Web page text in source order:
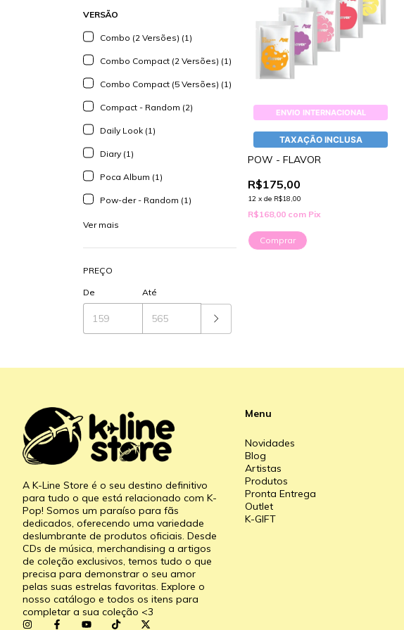
VERSÃO
Combo (2 Versões) (1)
Combo Compact (2 Versões) (1)
Combo Compact (5 Versões) (1)
Compact - Random (2)
Daily Look (1)
Diary (1)
Poca Album (1)
Pow-der - Random (1)
Ver mais
PREÇO
De Até
ENVIO INTERNACIONAL
TAXAÇÃO INCLUSA
POW - FLAVOR
R$175,00
12 xde R$18,00
R$168,00 com Pix
Comprar
A K-Line Store é o seu destino definitivo
para tudo o que está relacionado com K-
Pop! Somos um paraíso para fãs
dedicados, oferecendo uma variedade
deslumbrante de produtos oficiais. Desde
CDs de música, merchandising a artigos
de coleção exclusivos, temos tudo o que
precisa para demonstrar o seu amor
pelas suas estrelas favoritas. Explore o
nosso catálogo e todos os itens para
completar a sua coleção <3
Menu
Novidades
Blog
Artistas
Produtos
Pronta Entrega
Outlet
K-GIFT